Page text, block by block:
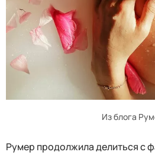
Из блога
Румер продолжила делиться с